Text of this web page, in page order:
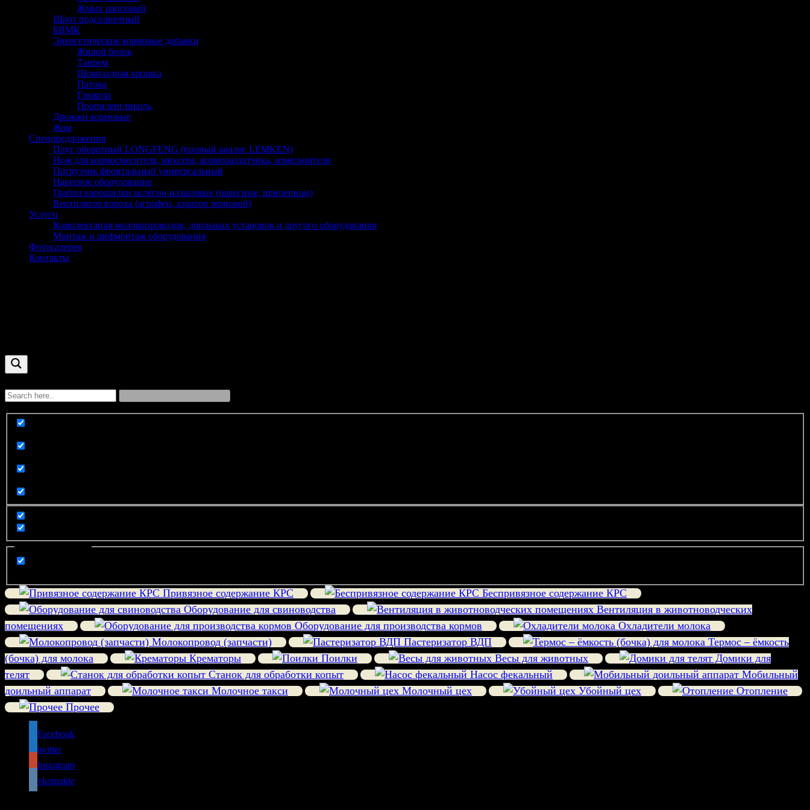
Жмых рапсовый
Шрот подсолнечный
БВМК
Энергетические кормовые добавки
Живой белок
Танрем
Шоколадная крошка
Патока
Глюкоза
Пропиленгликоль
Дрожжи кормовые
Жом
Спецпредложения
Плуг оборотный LONGFENG (полный аналог LEMKEN)
Нож для кормосмесителя, миксера, кормораздатчика, измельчителя
Погрузчик фронтальный универсальный
Навесное оборудование
Грабли ворошилки колёсно-пальцевые (навесные, прицепные)
Вентилятор вороха (агрофен, аэратор зерновой)
Услуги
Комплектация молокопроводов, доильных установок и другого оборудования
Монтаж и шефмонтаж оборудования
Фотогалерея
Контакты
Привязное содержание КРС
Беспривязное содержание КРС
Оборудование для свиноводства
Вентиляция в животноводческих
помещениях
Оборудование для производства кормов
Охладители молока
Молокопровод (запчасти)
Пастеризатор ВДП
Термос – ёмкость
(бочка) для молока
Крематоры Поилки Весы для животных
Домики для
телят
Станок для обработки копыт Насос фекальный
Мобильный
доильный аппарат
Молочное такси Молочный цех Убойный цех
Отопление
Прочее
Facebook
twitter
Instagram
vkontakte